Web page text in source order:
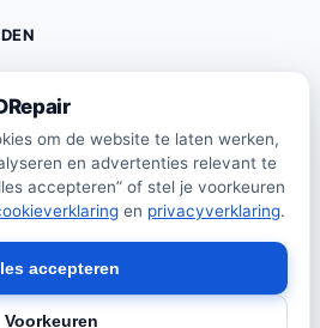
om de website te laten werken,
en advertenties relevant te
accepteren” of stel je voorkeuren
en privacyverklaring.
Voorkeuren
accepteren